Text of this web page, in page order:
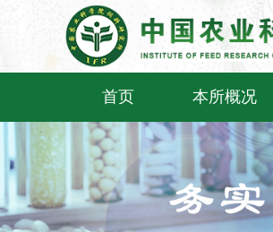
首页 本所概况